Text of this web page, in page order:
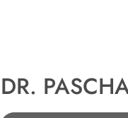
DR.